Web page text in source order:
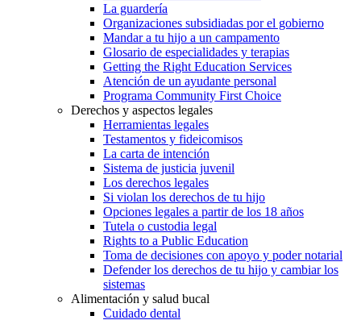
La guardería
Organizaciones subsidiadas por el gobierno
Mandar a tu hijo a un campamento
Glosario de especialidades y terapias
Getting the Right Education Services
Atención de un ayudante personal
Programa Community First Choice
Derechos y aspectos legales
Herramientas legales
Testamentos y fideicomisos
La carta de intención
Sistema de justicia juvenil
Los derechos legales
Si violan los derechos de tu hijo
Opciones legales a partir de los 18 años
Tutela o custodia legal
Rights to a Public Education
Toma de decisiones con apoyo y poder notarial
Defender los derechos de tu hijo y cambiar los
sistemas
Alimentación y salud bucal
Cuidado dental